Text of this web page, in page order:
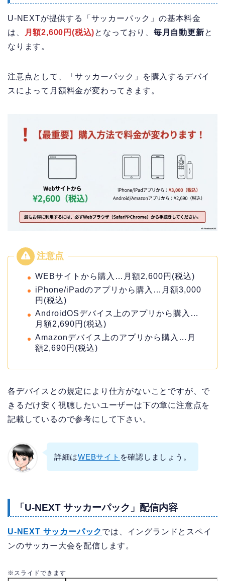
U-NEXTが提供する「サッカーパック」の基本料金
は、
月額2,600円(税込)となっており、 毎月自動更新と
なります。
注意点として、「サッカーパック」を購入するデバイ
スによって月額料金が変わってきます。
WEBサイトから購入…月額2,600円(税込)
iPhone/iPadのアプリから購入…月額3,000
円(税込)
AndroidOSデバイス上のアプリから購入…
月額2,690円(税込)
Amazonデバイス上のアプリから購入…月
額2,690円(税込)
各デバイスとの規定により仕方がないことですが、で
きるだけ安く視聴したいユーザーは下の章に注意点を
記載しているので参考にして下さい。
詳細はWEBサイト を確認しましょう。
「U-NEXT サッカーパック」配信内容
U-NEXT サッカーパック では、イングランドとスペイ
ンのサッカー大会を配信します。
※スライドできます